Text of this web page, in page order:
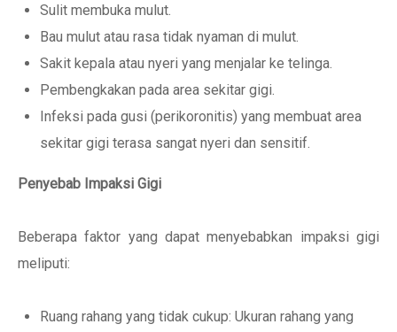
Sulit membuka mulut.
Bau mulut atau rasa tidak nyaman di mulut.
Sakit kepala atau nyeri yang menjalar ke telinga.
Pembengkakan pada area sekitar gigi.
Infeksi pada gusi (perikoronitis) yang membuat area
sekitar gigi terasa sangat nyeri dan sensitif.
Penyebab Impaksi Gigi
Beberapa faktor yang dapat menyebabkan impaksi gigi
meliputi:
Ruang rahang yang tidak cukup: Ukuran rahang yang